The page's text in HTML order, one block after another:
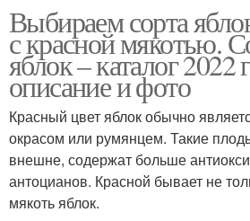
Выбираем сорта
с красной мякотью.
яблок – каталог 2022
описание и фото
Красный цвет яблок обычно
окрасом или румянцем. Такие
внешне, содержат больше
антоцианов. Красной бывает не
мякоть яблок.